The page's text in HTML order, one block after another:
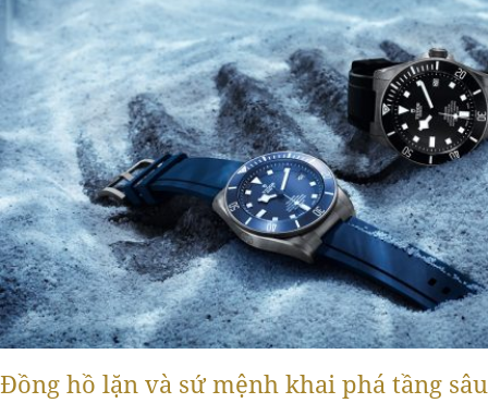
Đồng hồ lặn và sứ mệnh khai phá tầng sâu